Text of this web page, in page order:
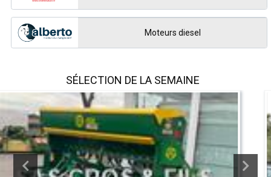
Moteurs diesel
SÉLECTION DE LA SEMAINE